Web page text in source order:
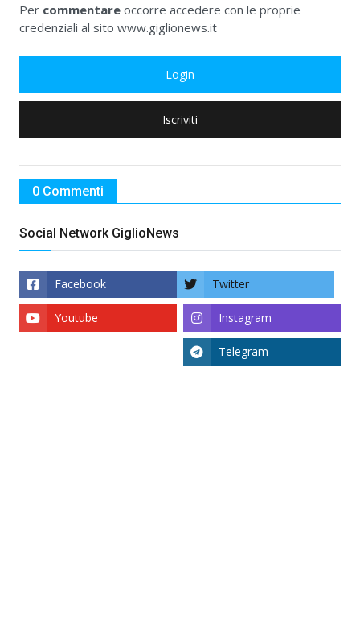
Per commentare occorre accedere con le proprie
credenziali al sito www.giglionews.it
Login
Iscriviti
0 Commenti
Social Network GiglioNews
Facebook Twitter
Instagram
Youtube
Telegram